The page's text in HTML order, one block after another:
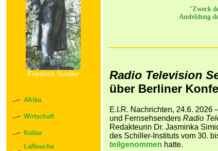
Friedrich Schiller
Afrika
Wirtschaft
Kultur
LaRouche
"Zweck
Ausbildung
Radio Television
über Berliner
E.I.R. Nachrichten, 24.6. 2026
und Fernsehsenders Radio
Redakteurin Dr. Jasminka
des Schiller-Instituts vom 30.
teilgenommen hatte.